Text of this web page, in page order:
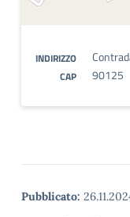
INDIRIZZO
CAP 90125
Pubblicato: